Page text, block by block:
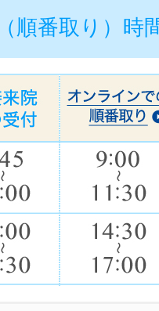
順番取り）時